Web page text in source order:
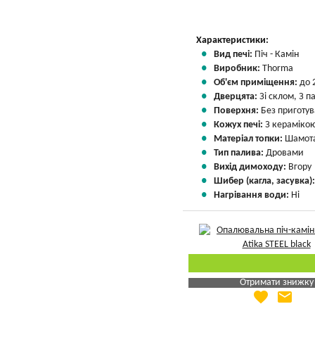
Характеристики:
Вид печі: Піч - Камін
Виробник: Thorma
Об'єм приміщення: до
Дверцята: Зі склом, З
Поверхня: Без
Кожух печі: З
Матеріал топки:
Тип палива: Дровами
Вихід димоходу: Вгору
Шибер (кагла,
Нагрівання води: Ні
Отримати знижку
Яка Ваша ціна
favorite email